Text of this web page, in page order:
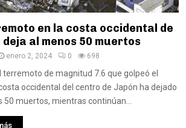
en la costa occidental de
deja al menos 50 muertos
enero 2, 2024 0 698
terremoto de magnitud 7.6 que golpeó el
occidental del centro de Japón ha dejado
50 muertos, mientras continúan...